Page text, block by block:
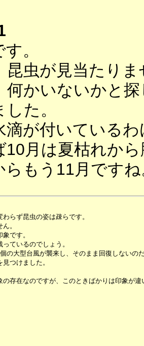
。
昆虫が見当たりま
何かいないかと
た。
滴が付いている
10月は夏枯れか
らもう11月です
らず昆虫の姿は疎らです。
。
です。
ているのでしょう。
の大型台風が襲来し、そのまま回復しないの
つけました。
の存在なのですが、このときばかりは印象が違